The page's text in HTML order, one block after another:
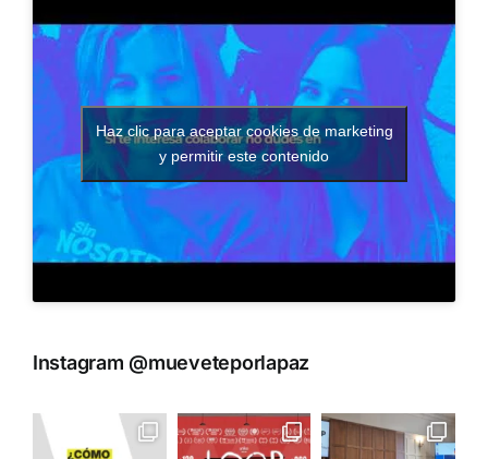
Haz clic para aceptar cookies de marketing
y permitir este contenido
Instagram @mueveteporlapaz